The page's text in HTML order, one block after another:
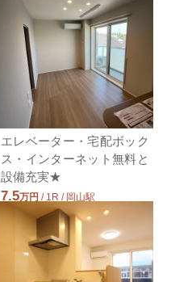
エレベーター・宅配ボック
ス・インターネット無料と
設備充実★
7.5万円 / 1R / 岡山駅
岡山県岡山市北区伊福町２丁目